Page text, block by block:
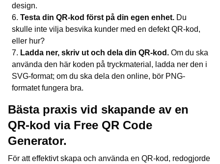
design.
Testa din QR-kod först på din egen enhet. Du
skulle inte vilja besvika kunder med en defekt QR-kod,
eller hur?
Ladda ner, skriv ut och dela din QR-kod. Om du ska
använda den här koden på tryckmaterial, ladda ner den i
SVG-format; om du ska dela den online, bör PNG-
formatet fungera bra.
Bästa praxis vid skapande av en
QR-kod via Free QR Code
Generator.
För att effektivt skapa och använda en QR-kod, redogjorde